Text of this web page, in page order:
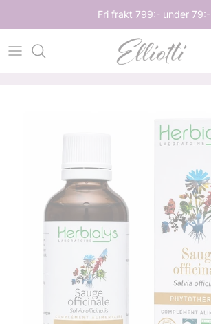
Fri frakt 799:- under 79:-